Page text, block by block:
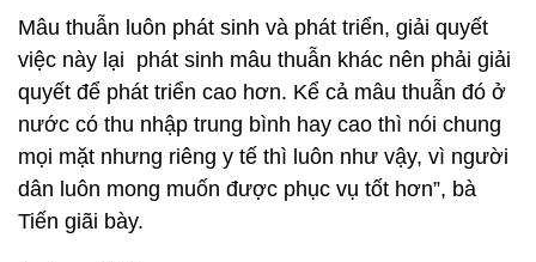
Mâu thuẫn luôn phát sinh và phát triển, giải quyết
việc này lại phát sinh mâu thuẫn khác nên phải giải
quyết để phát triển cao hơn. Kể cả mâu thuẫn đó ở
nước có thu nhập trung bình hay cao thì nói chung
mọi mặt nhưng riêng y tế thì luôn như vậy, vì người
dân luôn mong muốn được phục vụ tốt hơn”, bà
Tiến giãi bày.